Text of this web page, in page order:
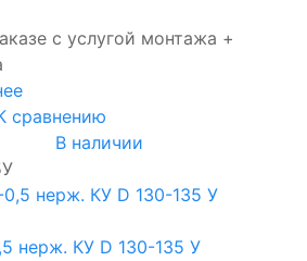
с услугой монтажа +
сравнению
В наличии
нерж. КУ D 130-135 У